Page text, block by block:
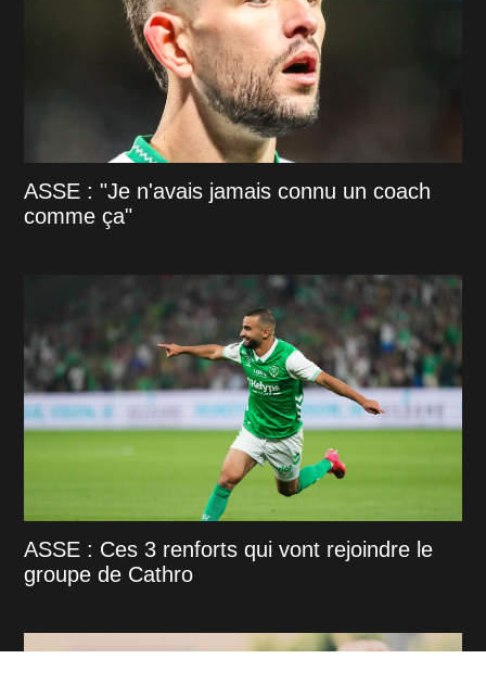
ASSE : "Je n'avais jamais connu un coach
comme ça"
ASSE : Ces 3 renforts qui vont rejoindre le
groupe de Cathro